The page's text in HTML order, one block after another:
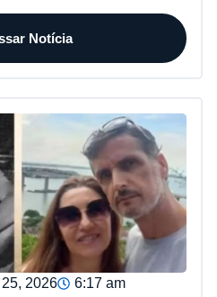
Notícia
2026
6:17 am